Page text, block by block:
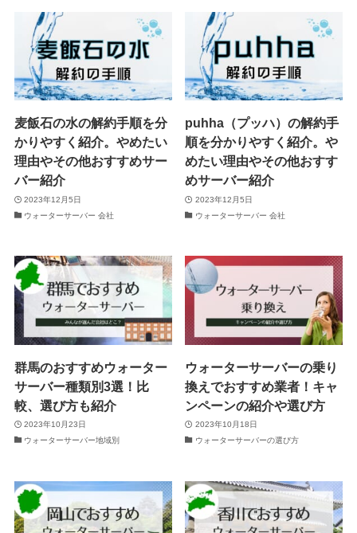
麦飯石の水の解約手順を分
かりやすく紹介。やめたい
理由やその他おすすめサー
バー紹介
2023年12月5日
ウォーターサーバー 会社
puhha（プッハ）の解約手
順を分かりやすく紹介。や
めたい理由やその他おすす
めサーバー紹介
2023年12月5日
ウォーターサーバー 会社
群馬のおすすめウォーター
サーバー種類別3選！比
較、選び方も紹介
2023年10月23日
ウォーターサーバー地域別
ウォーターサーバーの乗り
換えでおすすめ業者！キャ
ンペーンの紹介や選び方
2023年10月18日
ウォーターサーバーの選び方